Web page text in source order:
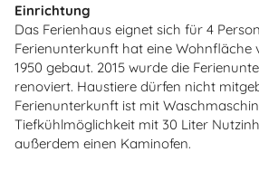
Einrichtung
Das Ferienhaus eignet sich für 4
Ferienunterkunft hat eine Wohnfläche
1950 gebaut. 2015 wurde die
renoviert. Haustiere dürfen nicht
Ferienunterkunft ist mit
Tiefkühlmöglichkeit mit 30 Liter
außerdem einen Kaminofen.